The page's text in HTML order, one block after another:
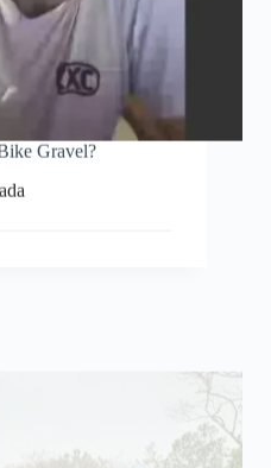
Gravel?